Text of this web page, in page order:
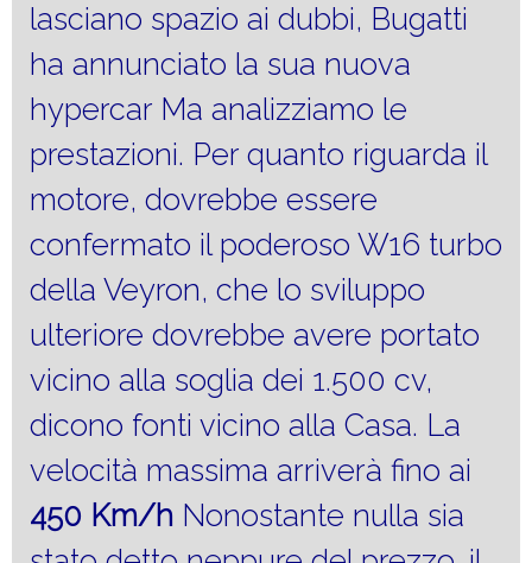
lasciano spazio ai dubbi, Bugatti
ha annunciato la sua nuova
hypercar Ma analizziamo le
prestazioni. Per quanto riguarda il
motore, dovrebbe essere
confermato il poderoso W16 turbo
della Veyron, che lo sviluppo
ulteriore dovrebbe avere portato
vicino alla soglia dei 1.500 cv,
dicono fonti vicino alla Casa. La
velocità massima arriverà fino ai
450 Km/h Nonostante nulla sia